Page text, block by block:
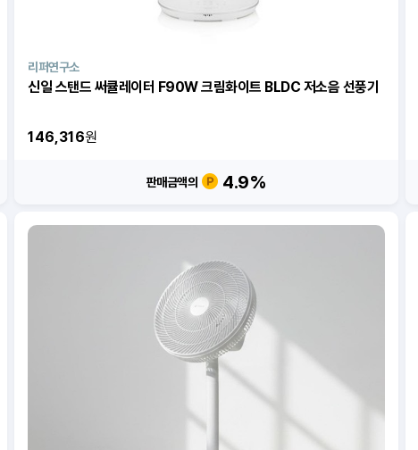
리퍼연구소
신일 스탠드 써큘레이터 F90W 크림화이트 BLDC 저소음 선풍기
146,316원
판매금액의 4.9%